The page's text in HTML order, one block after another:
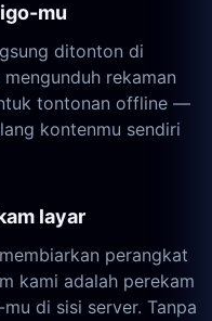
mu
ditonton di
rekaman
tontonan offline —
kontenmu sendiri
layar
perangkat
kami adalah perekam
di sisi server. Tanpa